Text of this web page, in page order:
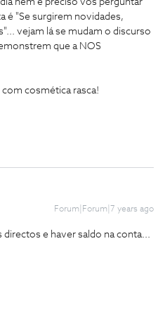
nem é preciso vos perguntar
é "Se surgirem novidades,
vejam lá se mudam o discurso
que a NOS
cosmética rasca!
Forum|Forum|7 years ago
e haver saldo na conta...